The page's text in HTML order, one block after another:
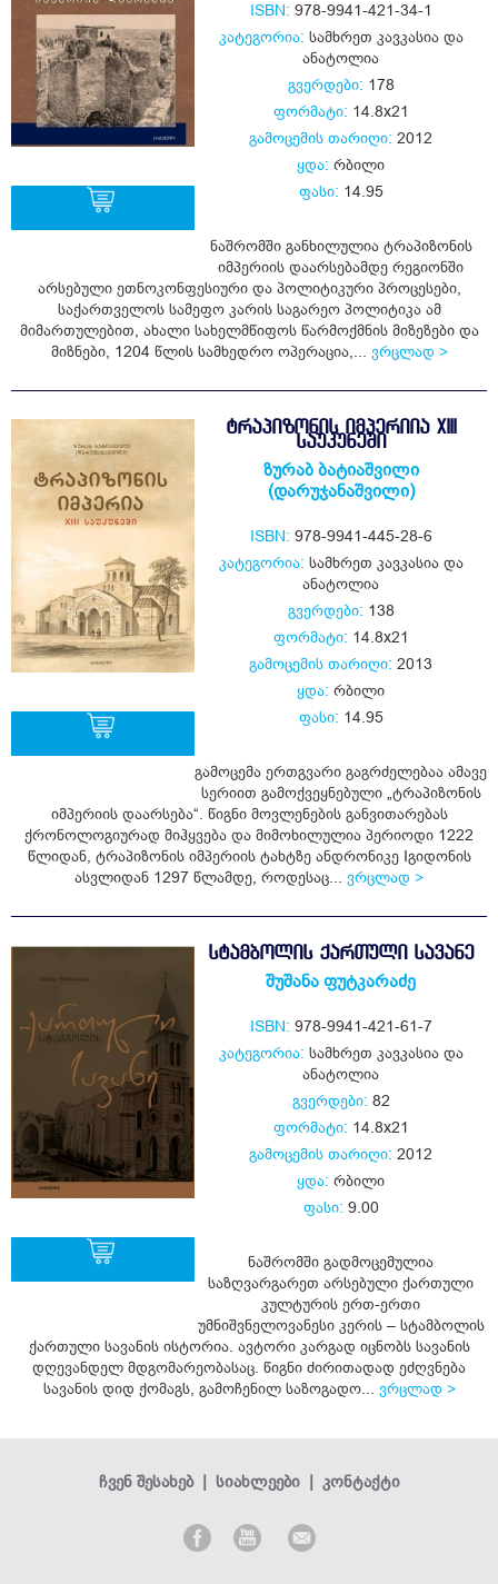
ISBN: 978-9941-421-34-1
კატეგორია: სამხრეთ კავკასია და
ანატოლია
გვერდები: 178
ფორმატი: 14.8x21
გამოცემის თარიღი: 2012
ყდა: რბილი
ფასი: 14.95
ნაშრომში განხილულია ტრაპიზონის
იმპერიის დაარსებამდე რეგიონში
არსებული ეთნოკონფესიური და პოლიტიკური პროცესები,
საქართველოს სამეფო კარის საგარეო პოლიტიკა ამ
მიმართულებით, ახალი სახელმწიფოს წარმოქმნის მიზეზები და
მიზნები, 1204 წლის სამხედრო ოპერაცია,... ვრცლად >
ᲢᲠᲐᲞᲘᲖᲝᲜᲘᲡ ᲘᲛᲞᲔᲠᲘᲘᲐ XIII
ᲡᲐᲣᲙᲣᲜᲔᲨᲘ
ზურაბ ბატიაშვილი
(დარუჯანაშვილი)
ISBN: 978-9941-445-28-6
კატეგორია: სამხრეთ კავკასია და
ანატოლია
გვერდები: 138
ფორმატი: 14.8x21
გამოცემის თარიღი: 2013
ყდა: რბილი
ფასი: 14.95
გამოცემა ერთგვარი გაგრძელებაა ამავე
სერიით გამოქვეყნებული „ტრაპიზონის
იმპერიის დაარსება“. წიგნი მოვლენების განვითარებას
ქრონოლოგიურად მიჰყვება და მიმოხილულია პერიოდი 1222
წლიდან, ტრაპიზონის იმპერიის ტახტზე ანდრონიკე Iგიდონის
ასვლიდან 1297 წლამდე, როდესაც... ვრცლად >
ᲡᲢᲐᲛᲑᲝᲚᲘᲡ ᲥᲐᲠᲗᲣᲚᲘ ᲡᲐᲕᲐᲜᲔ
შუშანა ფუტკარაძე
ISBN: 978-9941-421-61-7
კატეგორია: სამხრეთ კავკასია და
ანატოლია
გვერდები: 82
ფორმატი: 14.8x21
გამოცემის თარიღი: 2012
ყდა: რბილი
ფასი: 9.00
ნაშრომში გადმოცემულია
საზღვარგარეთ არსებული ქართული
კულტურის ერთ-ერთი
უმნიშვნელოვანესი კერის – სტამბოლის
ქართული სავანის ისტორია. ავტორი კარგად იცნობს სავანის
დღევანდელ მდგომარეობასაც. წიგნი ძირითადად ეძღვნება
სავანის დიდ ქომაგს, გამოჩენილ საზოგადო... ვრცლად >
ჩვენ შესახებ| სიახლეები| კონტაქტი